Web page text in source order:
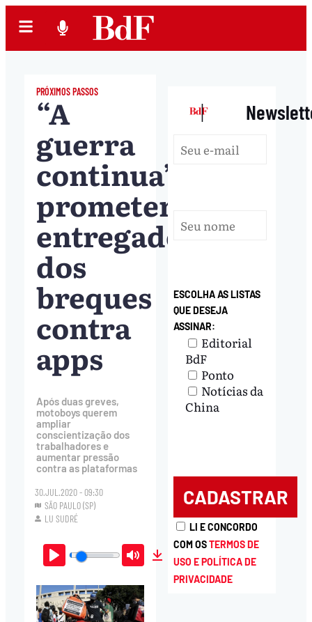
PRÓXIMOS PASSOS
“A
guerra
continua”,
prometem
entregadores
dos
breques
contra
apps
Após duas greves,
motoboys querem
ampliar
conscientização dos
trabalhadores e
aumentar pressão
contra as plataformas
30.JUL.2020 - 09:30
SÃO PAULO (SP)
LU SUDRÉ
Play Mute Download
|
ESCOLHA AS LISTAS
QUE DESEJA
ASSINAR:
Editorial
BdF
Ponto
Notícias da
China
LI E CONCORDO
COM OSTERMOS DE
USO E POLÍTICA DE
PRIVACIDADE